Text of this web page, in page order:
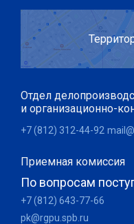
Отдел
и организационно-
+7 (812) 312-44-92
Приемная комиссия
По вопросам
+7 (812) 643-77-66
pk@rgpu.spb.ru